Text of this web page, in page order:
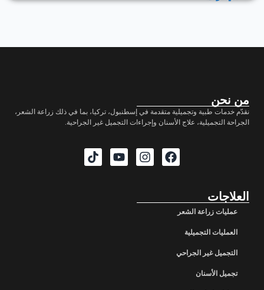
من نحن
نقدّم خدمات طبية وتجميلية متقدمة في إسطنبول، تركيا، بما في ذلك زراعة الشعر،
الجراحة التجميلية، علاج الأسنان وإجراءات التجميل غير الجراحية.
العلاجات
عمليات زراعة الشعر
العمليات التجميلية
التجميل غير الجراحي
تجميل الأسنان